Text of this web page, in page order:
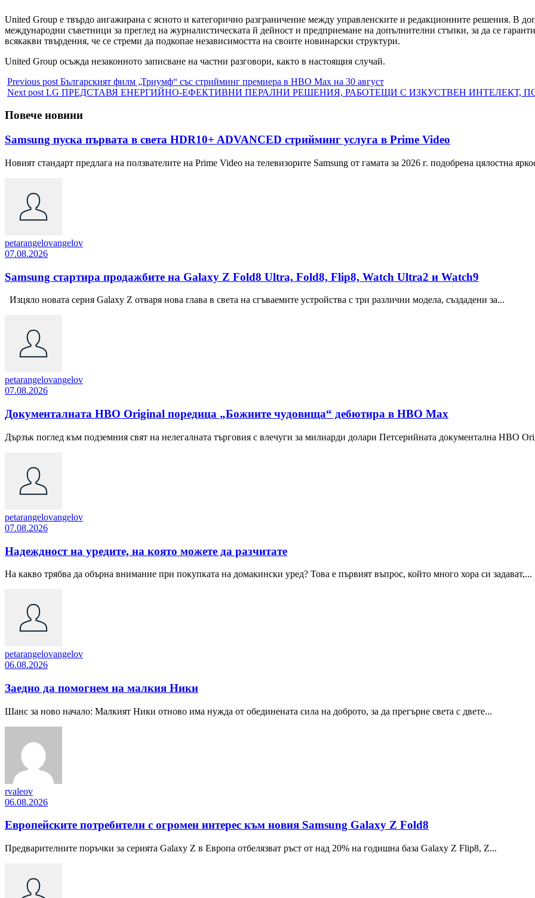
United Group е твърдо ангажирана с ясното и категорично разграничение между управленските и редакционните решения. В
международни съветници за преглед на журналистическата й дейност и предприемане на допълнителни стъпки, за да се
всякакви твърдения, че се стреми да подкопае независимостта на своите новинарски структури.
United Group осъжда незаконното записване на частни разговори, както в настоящия случай.
Previous post Българският филм „Триумф“ със стрийминг премиера в HBO Max на 30 август
Next post LG ПРЕДСТАВЯ ЕНЕРГИЙНО-ЕФЕКТИВНИ ПЕРАЛНИ РЕШЕНИЯ, РАБОТЕЩИ С ИЗКУСТВЕН ИНТЕЛЕКТ, ПО
Повече новини
Samsung пуска първата в света HDR10+ ADVANCED стрийминг услуга в Prime Video
Новият стандарт предлага на ползвателите на Prime Video на телевизорите Samsung от гамата за 2026 г. подобрена цялостна
petarangelovangelov
07.08.2026
Samsung стартира продажбите на Galaxy Z Fold8 Ultra, Fold8, Flip8, Watch Ultra2 и Watch9
Изцяло новата серия Galaxy Z отваря нова глава в света на сгъваемите устройства с три различни модела, създадени за...
petarangelovangelov
07.08.2026
Документалната HBO Original поредица „Божиите чудовища“ дебютира в HBO Max
Дързък поглед към подземния свят на нелегалната търговия с влечуги за милиарди долари Петсерийната документална HBO
petarangelovangelov
07.08.2026
Надеждност на уредите, на която можете да разчитате
На какво трябва да обърна внимание при покупката на домакински уред? Това е първият въпрос, който много хора си задават,...
petarangelovangelov
06.08.2026
Заедно да помогнем на малкия Ники
Шанс за ново начало: Малкият Ники отново има нужда от обединената сила на доброто, за да прегърне света с двете...
rvaleov
06.08.2026
Европейските потребители с огромен интерес към новия Samsung Galaxy Z Fold8
Предварителните поръчки за серията Galaxy Z в Европа отбелязват ръст от над 20% на годишна база Galaxy Z Flip8, Z...